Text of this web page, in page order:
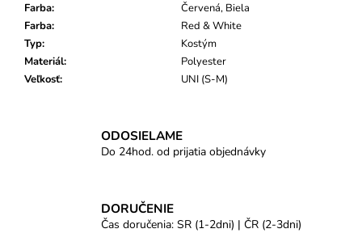
Farba:
Červená, Biela
Farba:
Red & White
Typ:
Kostým
Materiál:
Polyester
Veľkosť: UNI (S-M)
ODOSIELAME
Do 24hod. od prijatia objednávky
DORUČENIE
Čas doručenia: SR (1-2dni) | ČR (2-3dni)